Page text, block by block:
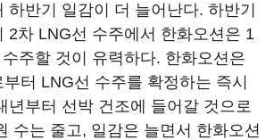
하반기 일감이 더 늘어난다. 하반기
2차 LNG선 수주에서 한화오션은 1
주할 것이 유력하다. 한화오션은
터 LNG선 수주를 확정하는 즉시
년부터 선박 건조에 들어갈 것으로
수는 줄고, 일감은 늘면서 한화오션